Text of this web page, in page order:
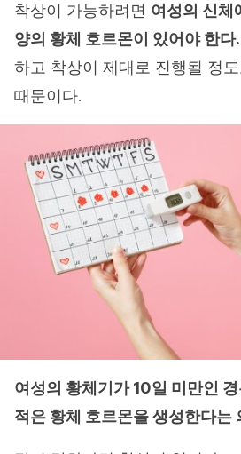
착상이 가능하려면 여성의 신체
양의 황체 호르몬이 있어야 한다.
하고 착상이 제대로 진행될 정
때문이다.
여성의 황체기가 10일 미만인
적은 황체 호르몬을 생성한다는